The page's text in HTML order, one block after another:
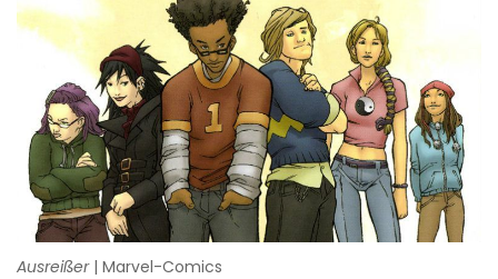
Ausreißer| Marvel-Comics